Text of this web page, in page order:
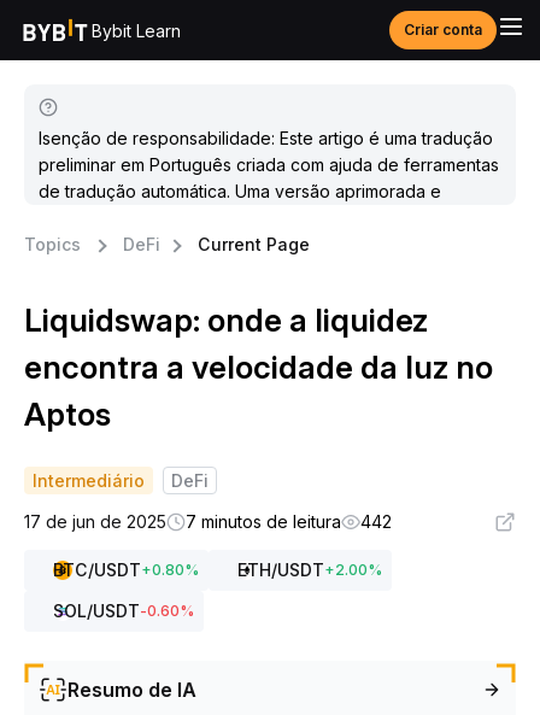
Bybit Learn Criar conta
Isenção de responsabilidade: Este artigo é uma tradução
preliminar em Português criada com ajuda de ferramentas
de tradução automática. Uma versão aprimorada e
Topics
DeFi Current Page
Liquidswap: onde a liquidez
encontra a velocidade da luz no
Aptos
Intermediário
DeFi
17 de jun de 2025
7 minutos de leitura 442
BTC/USDT+0.80% ETH/USDT+2.00%
SOL/USDT-0.60%
Resumo de IA